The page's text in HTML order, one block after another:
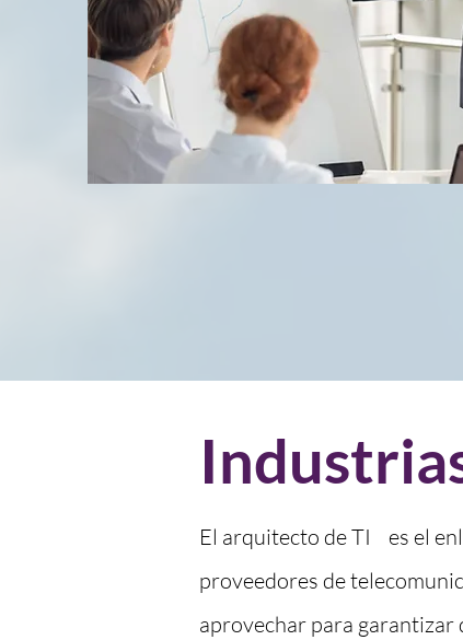
El arquitecto de TI
es el
proveedores de
aprovechar para garantizar